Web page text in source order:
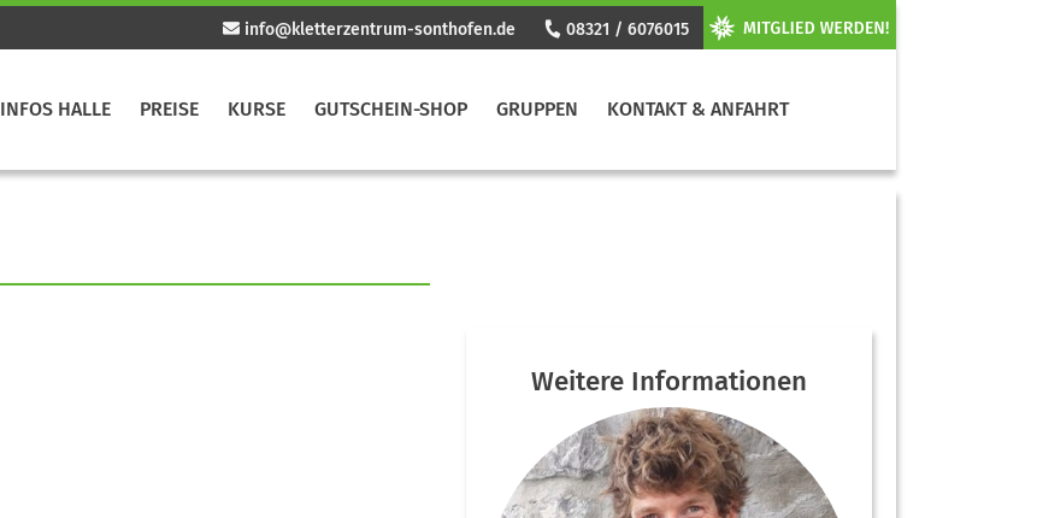
info@kletterzentrum-sonthofen.de 08321 / 6076015
INFOS HALLE PREISE KURSE GUTSCHEIN-SHOP GRUPPEN KONTAKT & ANFAHRT
Weitere Informationen